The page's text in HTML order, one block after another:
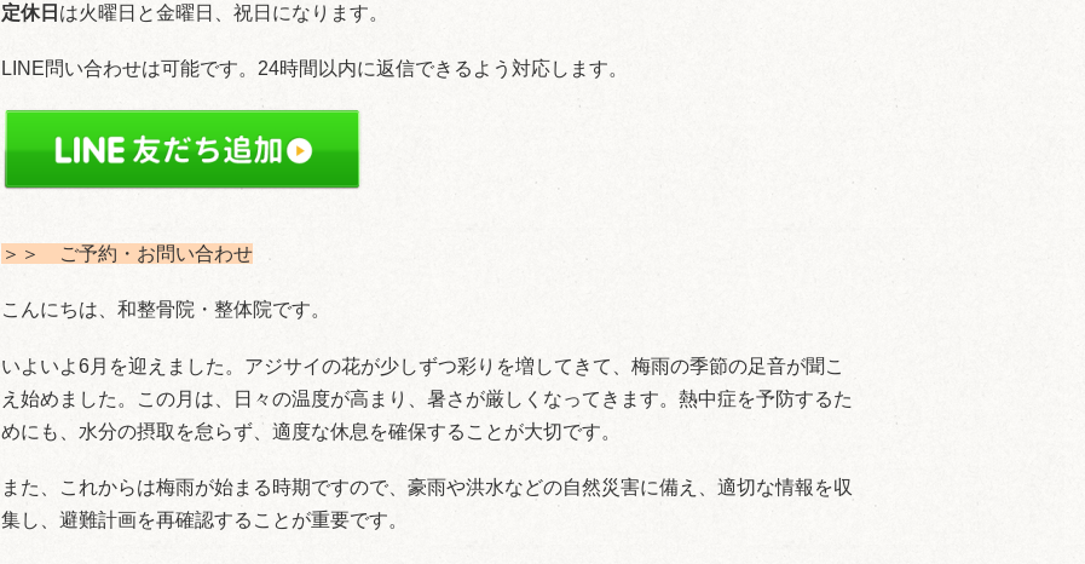
定休日 は火曜日と金曜日、祝日になります。
LINE問い合わせは可能です。24時間以内に返信できるよう対応します。
＞＞ ご予約・お問い合わせ
こんにちは、和整骨院・整体院です。
いよいよ6月を迎えました。アジサイの花が少しずつ彩りを増してきて、梅雨の季節の足音が聞こ
え始めました。この月は、日々の温度が高まり、暑さが厳しくなってきます。熱中症を予防するた
めにも、水分の摂取を怠らず、適度な休息を確保することが大切です。
また、これからは梅雨が始まる時期ですので、豪雨や洪水などの自然災害に備え、適切な情報を収
集し、避難計画を再確認することが重要です。